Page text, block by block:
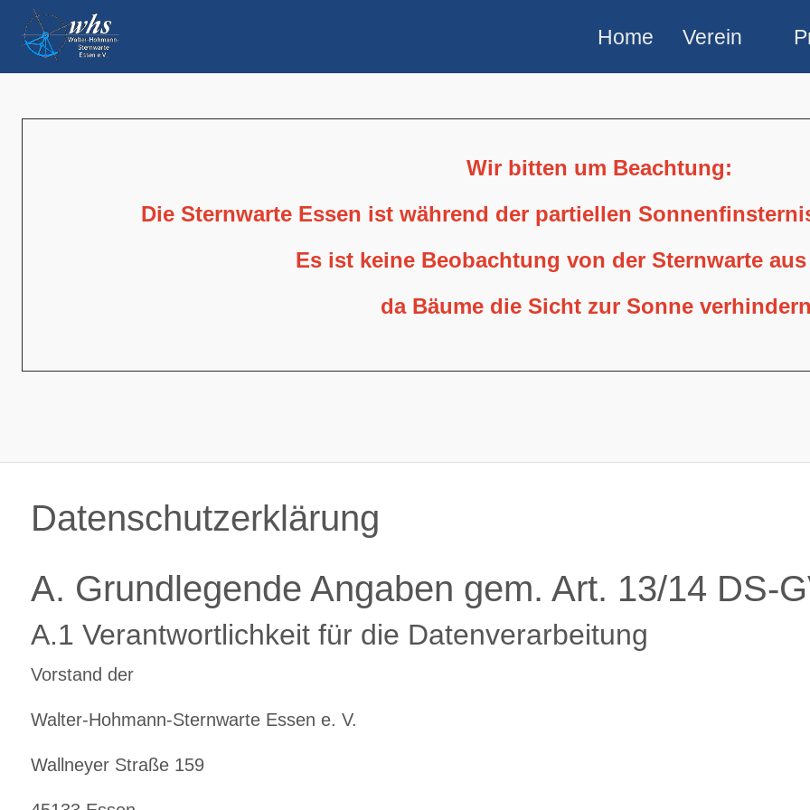
Home Verein
Wir bitten um Beachtung:
Die Sternwarte Essen ist während der partiellen
Es ist keine Beobachtung von der Sternwarte
da Bäume die Sicht zur Sonne
Datenschutzerklärung
A. Grundlegende Angaben gem. Art. 13/14 DS-
A.1 Verantwortlichkeit für die Datenverarbeitung
Vorstand der
Walter-Hohmann-Sternwarte Essen e. V.
Wallneyer Straße 159